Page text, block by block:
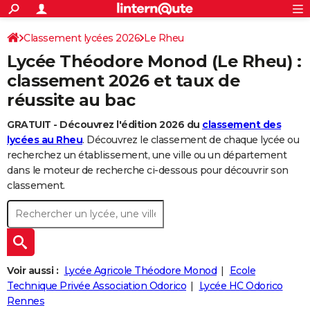
ACTUALITÉS
Politique
Société
Faits Divers
Education
Monde
Villes
+
SPORT
Coupe du monde 2026
Football
Tennis
Cyclisme
Rugby
Forum
CULTURE
Programme TV
TNT
Streaming
Cinéma
Sorties cinéma
Musique
+
FINANCE
Retraite
Impôts
Epargne
Immobilier
Risques naturels par ville
Banque
Assurance
Crédit
AUTO
Essais
Réserver un essai
Citadines
Berlines
SUV
Forum auto
+
HIGH-TECH
Mobiles
Meilleur smartphone
Internet
Ordinateurs
Jeux vidéo
Guide high-tech
+
BRICOLAGE
Forum
Aménagement intérieur
Extérieur
Cuisine
Salle de bains
Jardinage
Rangement
WEEK-END
Guides de France
Escapades
Patrimoine
Expositions
Musées
Week-end nature
+LIFESTYLE
Art de vivre
Bien-être
Loisirs
Mode
Modes de vie
+SANTE
Alimentation
Guide de la santé
Maladies
Médicaments
Sommeil
+VOYAGE
S'inscrire
Connexion
Classement lycées 2026 Le Rheu
Lycée Théodore Monod (Le Rheu) :
classement 2026 et taux de
réussite au bac
GRATUIT - Découvrez l'édition 2026 du classement des
lycées au Rheu. Découvrez le classement de chaque lycée ou
recherchez un établissement, une ville ou un département
dans le moteur de recherche ci-dessous pour découvrir son
classement.
Voir aussi : Lycée Agricole Théodore Monod
Ecole
Technique Privée Association Odorico
Lycée HC Odorico
Rennes